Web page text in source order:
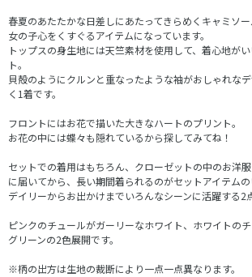
春夏のあたたかな日差しにあたってきらめくキャミソ
女の子心をくすぐるアイテムになっています。
トップスの身生地には天竺素材を使用して、着心地が
ト。
貝殻のようにクルンと重なったような袖がおしゃれな
く1着です。
フロントにはお花で描いた大きなハートのプリント。
お花の中には蝶々も隠れているから探してみてね！
セットでの着用はもちろん、クローゼットの中のお洋
に届いてから、長い期間着られるのがセットアイテムの
デイリーからお出かけまでいろんなシーンに活躍する2
ピンクのチュールがガーリーなホワイト、ホワイトの
グリーンの2色展開です。
※柄の出方は生地の裁断により一点一点異なります。